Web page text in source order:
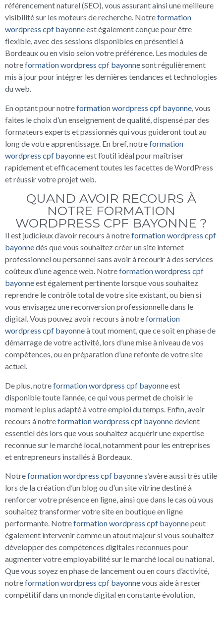
référencement naturel (SEO), vous assurant ainsi une meilleure
visibilité sur les moteurs de recherche. Notreformation
wordpress cpf bayonneest également conçue pour être
flexible, avec des sessions disponibles en présentiel à
Bordeaux ou en visio selon votre préférence. Les modules de
notreformation wordpress cpf bayonnesont régulièrement
mis à jour pour intégrer les dernières tendances et technologies
du web.
En optant pour notreformation wordpress cpf bayonne , vous
faites le choix d’un enseignement de qualité, dispensé par des
formateurs experts et passionnés qui vous guideront tout au
long de votre apprentissage. En bref, notreformation
wordpress cpf bayonneest l’outil idéal pour maîtriser
rapidement et efficacement toutes les facettes de WordPress
et réussir votre projet web.
QUAND AVOIR RECOURS À
NOTRE FORMATION
WORDPRESS CPF BAYONNE ?
Il est judicieux d’avoir recours à notreformation wordpress cpf
bayonnedès que vous souhaitez créer un site internet
professionnel ou personnel sans avoir à recourir à des services
coûteux d’une agence web. Notreformation wordpress cpf
bayonneest également pertinente lorsque vous souhaitez
reprendre le contrôle total de votre site existant, ou bien si
vous envisagez une reconversion professionnelle dans le
digital. Vous pouvez avoir recours à notreformation
wordpress cpf bayonneà tout moment, que ce soit en phase de
démarrage de votre activité, lors d’une mise à niveau de vos
compétences, ou en préparation d’une refonte de votre site
actuel.
De plus, notreformation wordpress cpf bayonneest
disponible toute l’année, ce qui vous permet de choisir le
moment le plus adapté à votre emploi du temps. Enfin, avoir
recours à notreformation wordpress cpf bayonnedevient
essentiel dès lors que vous souhaitez acquérir une expertise
reconnue sur le marché local, notamment pour les entreprises
et entrepreneurs installés à Bordeaux.
Notreformation wordpress cpf bayonnes’avère aussi très utile
lors de la création d’un blog ou d’un site vitrine destiné à
renforcer votre présence en ligne, ainsi que dans le cas où vous
souhaitez transformer votre site en boutique en ligne
performante. Notreformation wordpress cpf bayonnepeut
également intervenir comme un atout majeur si vous souhaitez
développer des compétences digitales reconnues pour
augmenter votre employabilité sur le marché local ou national.
Que vous soyez en phase de lancement ou en cours d’activité,
notreformation wordpress cpf bayonnevous aide à rester
compétitif dans un monde digital en constante évolution.